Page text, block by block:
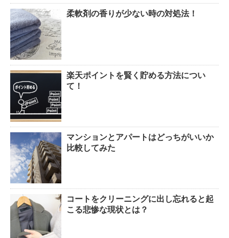
柔軟剤の香りが少ない時の対処法！
楽天ポイントを賢く貯める方法につい
て！
マンションとアパートはどっちがいいか
比較してみた
コートをクリーニングに出し忘れると起
こる悲惨な現状とは？